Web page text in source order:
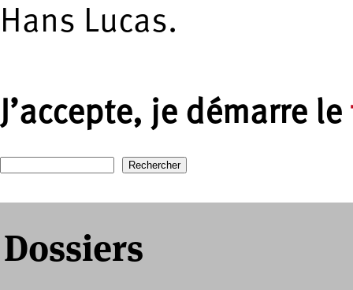
Hans Lucas.
J’accepte, je démarre le
Formulaire de recherche
Dossiers